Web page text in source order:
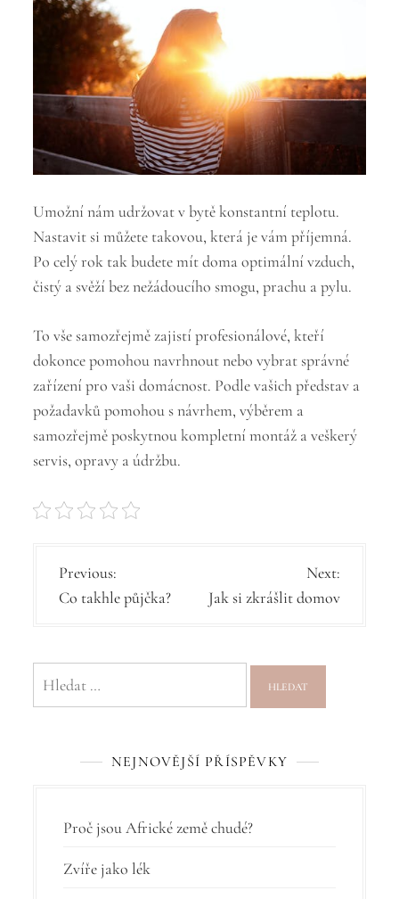
Umožní nám udržovat v bytě konstantní teplotu.
Nastavit si můžete takovou, která je vám příjemná.
Po celý rok tak budete mít doma optimální vzduch,
čistý a svěží bez nežádoucího smogu, prachu a pylu.
To vše samozřejmě zajistí profesionálové, kteří
dokonce pomohou navrhnout nebo vybrat správné
zařízení pro vaši domácnost. Podle vašich představ a
požadavků pomohou s návrhem, výběrem a
samozřejmě poskytnou kompletní montáž a veškerý
servis, opravy a údržbu.
N
a
i
g
p
r
Previous:
Co takhle půjčka?
Next:
Jak si zkrášlit domov
Vyhledávání
NEJNOVĚJŠÍ PŘÍSPĚVKY
Proč jsou Africké země chudé?
Zvíře jako lék